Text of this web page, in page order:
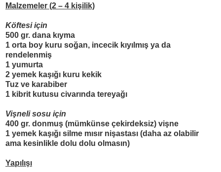
Malzemeler (2 – 4 kişilik)
Köftesi için
500 gr. dana kıyma
1 orta boy kuru soğan, incecik kıyılmış ya da
rendelenmiş
1 yumurta
2 yemek kaşığı kuru kekik
Tuz ve karabiber
1 kibrit kutusu civarında tereyağı
Vişneli sosu için
400 gr. donmuş (mümkünse çekirdeksiz) vişne
1 yemek kaşığı silme mısır nişastası (daha az olabilir
ama kesinlikle dolu dolu olmasın)
Yapılışı